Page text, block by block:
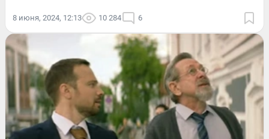
8 июня, 2024, 12:13 10 284 6